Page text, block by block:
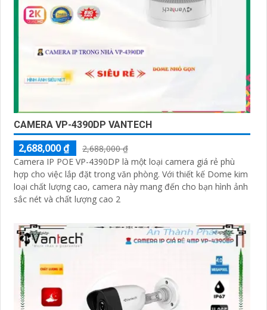
CAMERA VP-4390DP VANTECH
2,688,000 ₫
2,688,000 ₫
Camera IP POE VP-4390DP là một loại camera giá rẻ phù
hợp cho việc lắp đặt trong văn phòng. Với thiết kế Dome kim
loại chất lượng cao, camera này mang đến cho bạn hình ảnh
sắc nét và chất lượng cao 2